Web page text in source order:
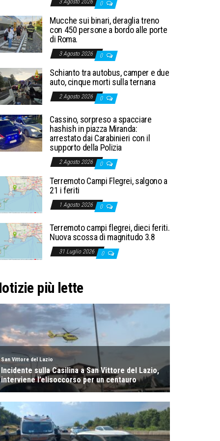
3 Agosto 2026 0
Mucche sui binari, deraglia treno
con 450 persone a bordo alle porte
di Roma.
3 Agosto 2026 0
Schianto tra autobus, camper e due
auto, cinque morti sulla ternana
2 Agosto 2026 0
Cassino, sorpreso a spacciare
hashish in piazza Miranda:
arrestato dai Carabinieri con il
supporto della Polizia
2 Agosto 2026 0
Terremoto Campi Flegrei, salgono a
21 i feriti
1 Agosto 2026 0
Terremoto campi flegrei, dieci feriti.
Nuova scossa di magnitudo 3.8
31 Luglio 2026 0
più lette